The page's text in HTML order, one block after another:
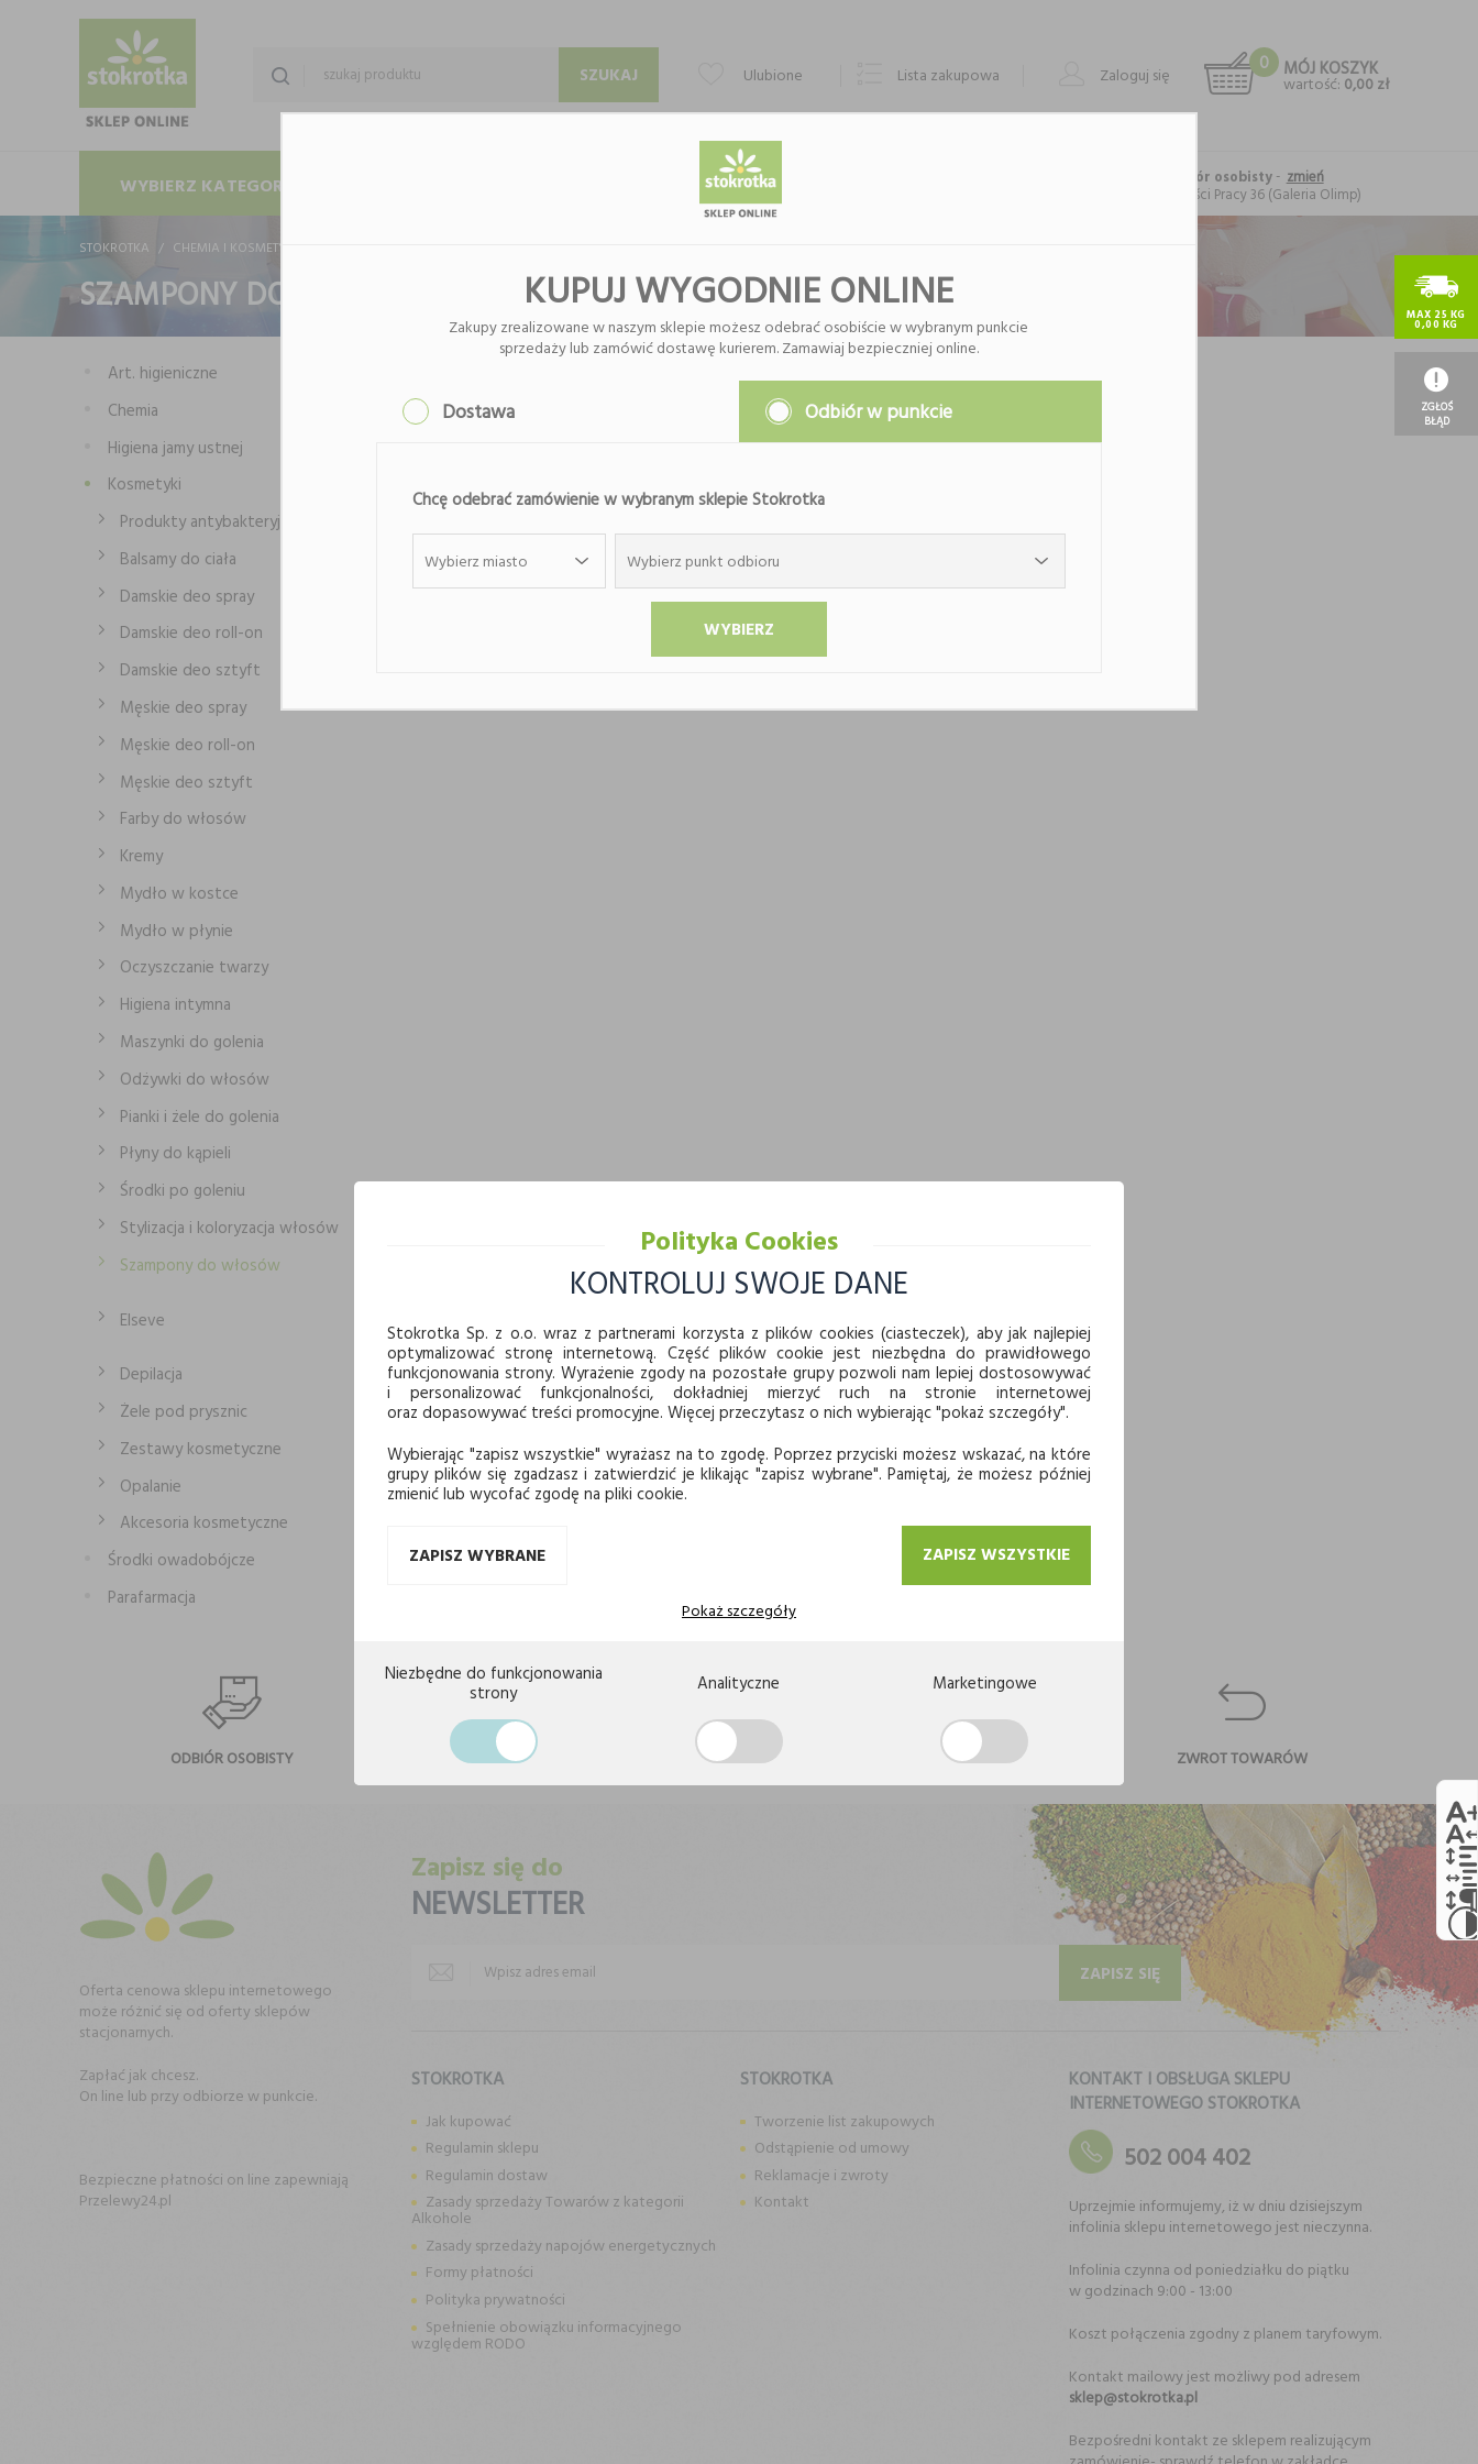
Ulubione Lista zakupowa Zaloguj się
0 MÓJ KOSZYK
wartość: 0,00 zł
WYBIERZ KATEGORIĘ KONTAKT Forma realizacji: odbiór osobisty- zmień
, al. Spółdzielczości Pracy 36 (Galeria Olimp)
STOKROTKA CHEMIA I KOSMETYKI
SZAMPONY DO WŁOSÓW
Art. higieniczne
Chemia
Higiena jamy ustnej
Kosmetyki
Produkty antybakteryjne
Balsamy do ciała
Damskie deo spray
Damskie deo roll-on
Damskie deo sztyft
Męskie deo spray
Męskie deo roll-on
Męskie deo sztyft
Farby do włosów
Kremy
Mydło w kostce
Mydło w płynie
Oczyszczanie twarzy
Higiena intymna
Maszynki do golenia
Odżywki do włosów
Pianki i żele do golenia
Płyny do kąpieli
Środki po goleniu
Stylizacja i koloryzacja włosów
Szampony do włosów
Elseve
Depilacja
Żele pod prysznic
Zestawy kosmetyczne
Opalanie
Akcesoria kosmetyczne
Środki owadobójcze
Parafarmacja
Nie znaleziono produktów w tej kategorii.
Proszę wybrać inną kategorię.
ODBIÓR OSOBISTY NAJWYŻSZA JAKOŚĆ BEZPIECZEŃSTWO PŁATNOŚCI ZWROT TOWARÓW
Oferta cenowa sklepu internetowego
może różnić się od oferty sklepów
stacjonarnych.
Zapłać jak chcesz.
On line lub przy odbiorze w punkcie.
Bezpieczne płatności on line zapewniają
Przelewy24.pl
Zapisz się do
NEWSLETTER
ZAPISZ SIĘ
STOKROTKA
Jak kupować
Regulamin sklepu
Regulamin dostaw
Zasady sprzedaży Towarów z kategorii
Alkohole
Zasady sprzedaży napojów energetycznych
Formy płatności
Polityka prywatności
Spełnienie obowiązku informacyjnego
względem RODO
STOKROTKA
Tworzenie list zakupowych
Odstąpienie od umowy
Reklamacje i zwroty
Kontakt
KONTAKT I OBSŁUGA SKLEPU
INTERNETOWEGO STOKROTKA
502 004 402
Uprzejmie informujemy, iż w dniu dzisiejszym
infolinia sklepu internetowego jest nieczynna.
Infolinia czynna od poniedziałku do piątku
w godzinach 9:00 - 13:00
Koszt połączenia zgodny z planem taryfowym.
Kontakt mailowy jest możliwy pod adresem
sklep@stokrotka.pl
Bezpośredni kontakt ze sklepem realizującym
MAX 25 KG
0,00 KG
ZGŁOŚ
BŁĄD
Polityka Cookies
KONTROLUJ SWOJE DANE
Stokrotka Sp. z o.o. wraz z partnerami korzysta z plików cookies (ciasteczek), aby jak najlepiej
optymalizować stronę internetową. Część plików cookie jest niezbędna do prawidłowego
funkcjonowania strony. Wyrażenie zgody na pozostałe grupy pozwoli nam lepiej dostosowywać
i personalizować funkcjonalności, dokładniej mierzyć ruch na stronie internetowej
oraz dopasowywać treści promocyjne. Więcej przeczytasz o nich wybierając "pokaż szczegóły".
Wybierając "zapisz wszystkie" wyrażasz na to zgodę. Poprzez przyciski możesz wskazać, na które
grupy plików się zgadzasz i zatwierdzić je klikając "zapisz wybrane". Pamiętaj, że możesz później
zmienić lub wycofać zgodę na pliki cookie.
ZAPISZ WYBRANE ZAPISZ WSZYSTKIE
Pokaż szczegóły
Niezbędne do funkcjonowania
strony
Analityczne Marketingowe
KUPUJ WYGODNIE ONLINE
Zakupy zrealizowane w naszym sklepie możesz odebrać osobiście w wybranym punkcie
sprzedaży lub zamówić dostawę kurierem. Zamawiaj bezpieczniej online.
Dostawa Odbiór w punkcie
Chcę odebrać zamówienie w wybranym sklepie Stokrotka
Wybierz miasto Wybierz punkt odbioru